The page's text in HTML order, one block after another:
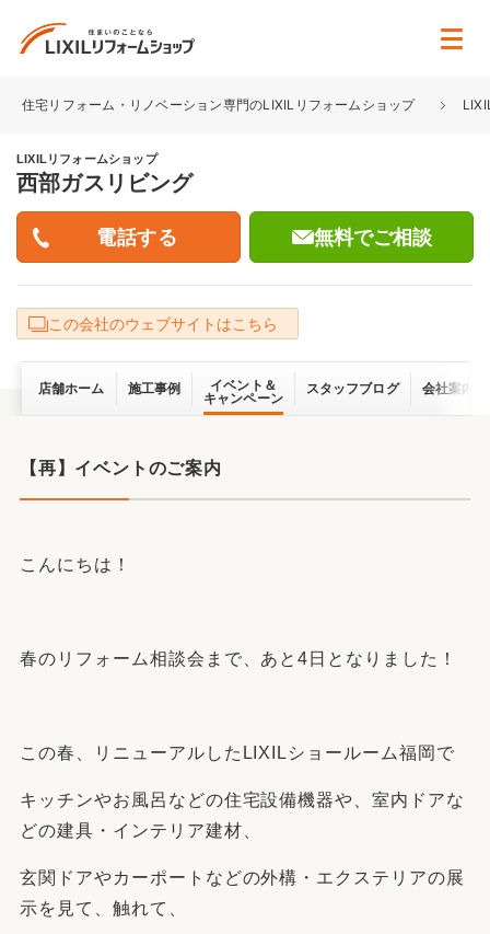
住宅リフォーム・リノベーション専門のLIXILリフォームショップ
LIXILリフォームショップ
西部ガスリビング
無料でご相談
この会社のウェブサイトはこちら
店舗ホーム 施工事例
イベント＆
キャンペーン
スタッフブログ 会社案内
【再】イベントのご案内
こんにちは！
春のリフォーム相談会まで、あと4日となりました！
この春、リニューアルしたLIXILショールーム福岡で
キッチンやお風呂などの住宅設備機器や、室内ドアな
どの建具・インテリア建材、
玄関ドアやカーポートなどの外構・エクステリアの展
示を見て、触れて、